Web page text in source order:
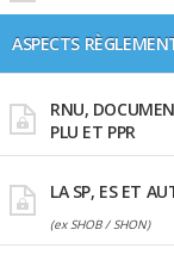
ASPECTS
RNU,
PLU ET PPR
LA SP, ES ET
(ex SHOB / SHON)